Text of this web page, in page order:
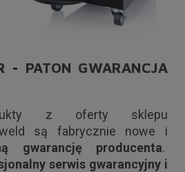
- PATON GWARANCJA
z oferty sklepu
są fabrycznie nowe i
gwarancję producenta.
serwis gwarancyjny i